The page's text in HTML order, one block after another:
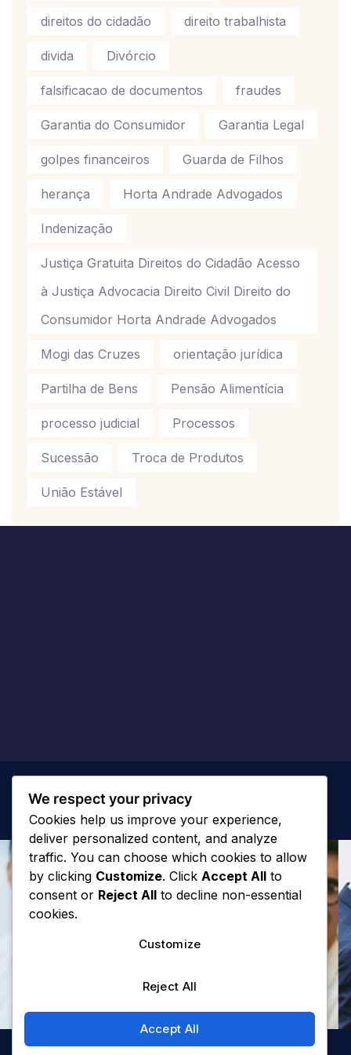
direitos do cidadão direito trabalhista
divida Divórcio
falsificacao de documentos fraudes
Garantia do Consumidor Garantia Legal
golpes financeiros Guarda de Filhos
herança Horta Andrade Advogados
Indenização
Justiça Gratuita Direitos do Cidadão Acesso
à Justiça Advocacia Direito Civil Direito do
Consumidor Horta Andrade Advogados
Mogi das Cruzes orientação jurídica
Partilha de Bens Pensão Alimentícia
processo judicial Processos
Sucessão Troca de Produtos
União Estável
We respect your privacy
Cookies help us improve your experience,
deliver personalized content, and analyze
traffic. You can choose which cookies to allow
by clicking Customize. Click Accept All to
consent or Reject All to decline non-essential
cookies.
Customize
Reject All
Accept All